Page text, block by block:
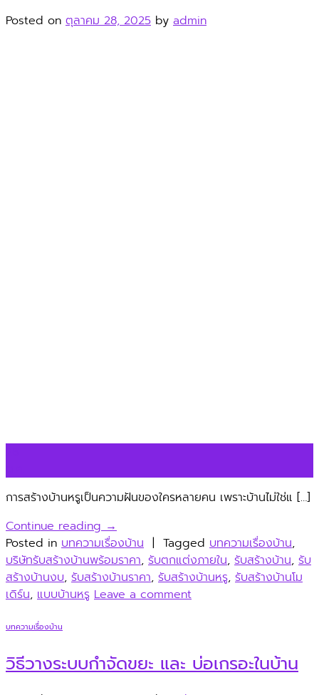
Posted on ตุลาคม 28, 2025 by admin
การสร้างบ้านหรูเป็นความฝันของใครหลายคน เพราะบ้านไม่ใช่แ […]
Continue reading→
Posted in บทความเรื่องบ้าน | Tagged บทความเรื่องบ้าน,
บริษัทรับสร้างบ้านพร้อมราคา, รับตกแต่งภายใน, รับสร้างบ้าน, รับ
สร้างบ้านงบ, รับสร้างบ้านราคา, รับสร้างบ้านหรู, รับสร้างบ้านโม
เดิร์น, แบบบ้านหรู Leave a comment
บทความเรื่องบ้าน
วิธีวางระบบกำจัดขยะ และ บ่อเกรอะในบ้าน